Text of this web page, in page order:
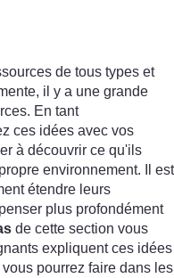
de tous types et
il y a une grande
En tant
ces idées avec vos
à découvrir ce qu'ils
environnement. Il est
étendre leurs
plus profondément
de cette section vous
expliquent ces idées
pourrez faire dans les